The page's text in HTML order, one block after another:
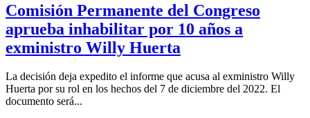
Comisión Permanente del Congreso
aprueba inhabilitar por 10 años a
exministro Willy Huerta
La decisión deja expedito el informe que acusa al exministro Willy
Huerta por su rol en los hechos del 7 de diciembre del 2022. El
documento será...